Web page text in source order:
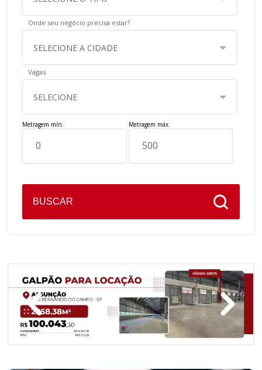
Onde seu negócio precisa estar?
SELECIONE A CIDADE
Vagas
SELECIONE
Metragem mín. Metragem máx.
BUSCAR